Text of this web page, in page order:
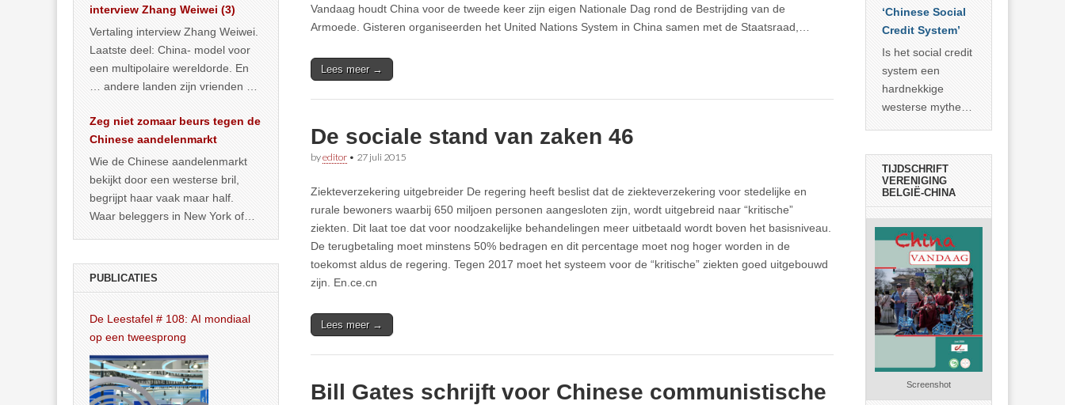
Vandaag houdt China voor de tweede keer zijn eigen Nationale Dag rond de Bestrijding van de
Armoede. Gisteren organiseerden het United Nations System in China samen met de Staatsraad,…
Lees meer →
De sociale stand van zaken 46
byeditor • 27 juli 2015
Ziekteverzekering uitgebreider De regering heeft beslist dat de ziekteverzekering voor stedelijke en
rurale bewoners waarbij 650 miljoen personen aangesloten zijn, wordt uitgebreid naar “kritische”
ziekten. Dit laat toe dat voor noodzakelijke behandelingen meer uitbetaald wordt boven het basisniveau.
De terugbetaling moet minstens 50% bedragen en dit percentage moet nog hoger worden in de
toekomst aldus de regering. Tegen 2017 moet het systeem voor de “kritische” ziekten goed uitgebouwd
zijn. En.ce.cn
Lees meer →
Bill Gates schrijft voor Chinese communistische
interview Zhang Weiwei (3)
Vertaling interview Zhang Weiwei.
Laatste deel: China- model voor
een multipolaire wereldorde. En
… andere landen zijn vrienden of
Zeg niet zomaar beurs tegen de
Chinese aandelenmarkt
Wie de Chinese aandelenmarkt
bekijkt door een westerse bril,
begrijpt haar vaak maar half.
Waar beleggers in New York of
PUBLICATIES
De Leestafel # 108: AI mondiaal
op een tweesprong
zien dat
… >> lees meer
voorbije veertig
jaar in slaagde
meer dan 800
miljoen mensen
uit de armoede
… >> lees meer
‘Chinese Social
Credit System’
Is het social credit
system een
hardnekkige
westerse mythe of
TIJDSCHRIFT
VERENIGING
BELGIË-CHINA
Screenshot